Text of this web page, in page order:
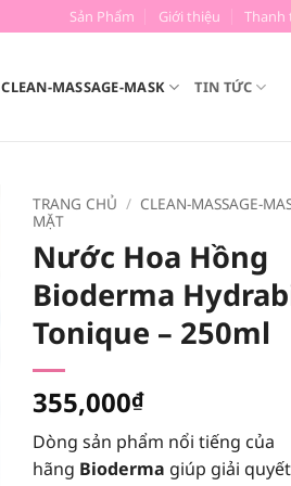
Sản Phẩm Giới thiệu Thanh
CLEAN-MASSAGE-MASK TIN TỨC
TRANG CHỦ / CLEAN-MASSAGE-
MẶT
Nước Hoa Hồng
Bioderma
Tonique – 250ml
355,000₫
Dòng sản phẩm nổi tiếng của
hãng Bioderma giúp giải